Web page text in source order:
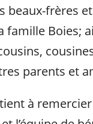
beaux-frères
famille Boies;
parents et
à